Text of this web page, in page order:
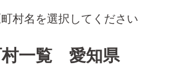
村名を選択してください
村一覧 愛知県